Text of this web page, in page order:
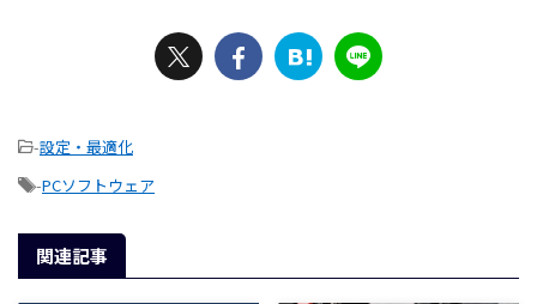
-設定・最適化
-PCソフトウェア
関連記事